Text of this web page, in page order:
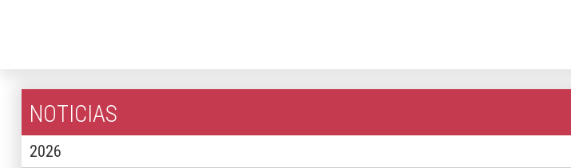
NOTICIAS
2026